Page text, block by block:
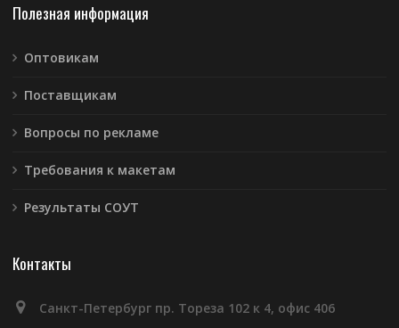
Полезная информация
Оптовикам
Поставщикам
Вопросы по рекламе
Требования к макетам
Результаты СОУТ
Контакты
Санкт-Петербург пр. Тореза 102 к 4, офис 406